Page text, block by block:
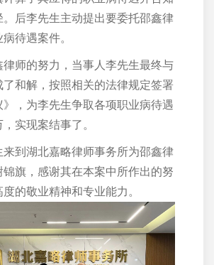
。后李先生主动提出要委托邵鑫律
待遇案件。
师的努力，当事人李先生最终与
了和解，按照相关的法律规定签署
》，为李先生争取各项职业病待遇
实现案结事了。
到湖北嘉略律师事务所为邵鑫律
锦旗，感谢其在本案中所作出的努
的敬业精神和专业能力。